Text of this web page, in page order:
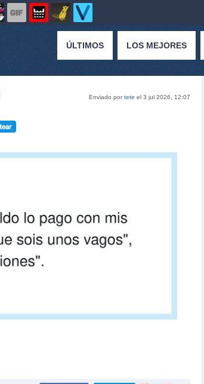
ÚLTIMOS LOS MEJORES
Enviado portete el 3 jul 2026, 12:07